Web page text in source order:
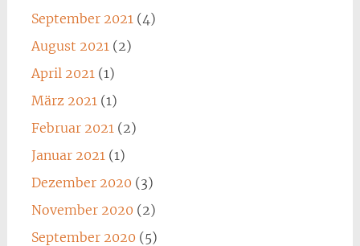
September 2021 (4)
August 2021 (2)
April 2021 (1)
März 2021 (1)
Februar 2021 (2)
Januar 2021 (1)
Dezember 2020 (3)
November 2020 (2)
September 2020 (5)